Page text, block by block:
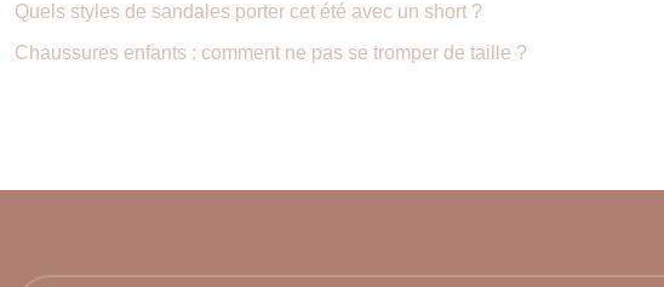
Quels styles de sandales porter cet été avec un short ?
Chaussures enfants : comment ne pas se tromper de taille ?